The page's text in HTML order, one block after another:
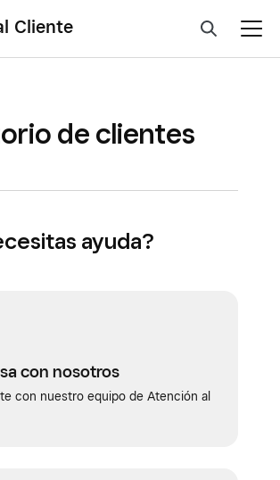
Cliente
de clientes
ayuda?
con nosotros
con nuestro equipo de Atención al